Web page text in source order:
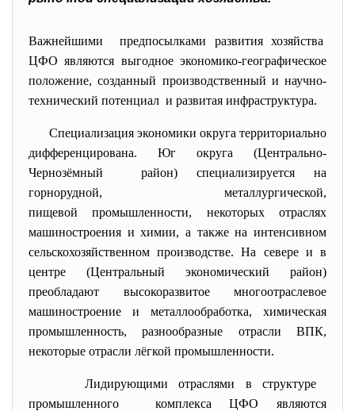
Важнейшими предпосылками развития хозяйства
ЦФО являются выгодное экономико-географическое
положение, созданный производственный и научно-
технический потенциал и развитая инфраструктура.
Специализация экономики округа территориально
дифференцирована. Юг округа (Центрально-
Чернозёмный район) специализируется на
горнорудной, металлургической,
пищевой промышленности, некоторых отраслях
машиностроения и химии, а также на интенсивном
сельскохозяйственном производстве. На севере и в
центре (Центральный экономический район)
преобладают высокоразвитое многоотраслевое
машиностроение и металлообработка, химическая
промышленность, разнообразные отрасли ВПК,
некоторые отрасли лёгкой промышленности.
Лидирующими отраслями в структуре
промышленного комплекса ЦФО являются